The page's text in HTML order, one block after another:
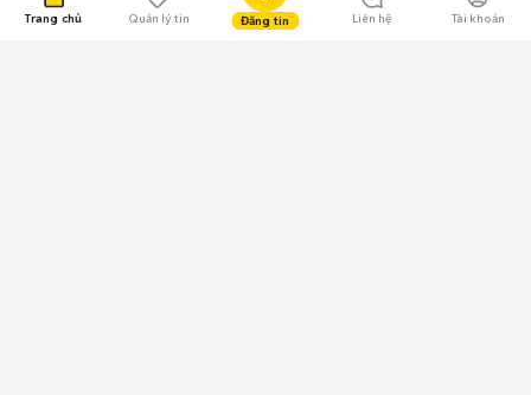
Trang chủ Quản lý tin Đăng tin Liên hệ Tài khoản